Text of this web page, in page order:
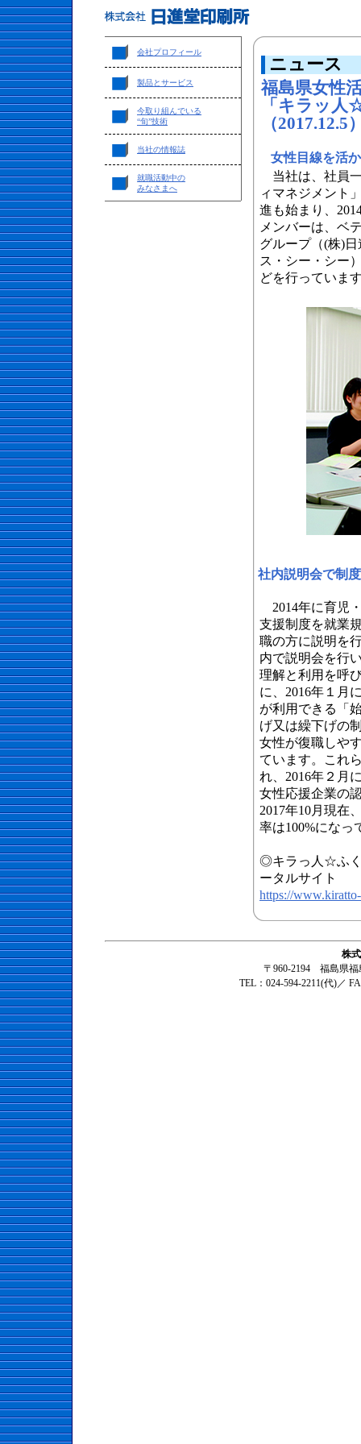
会社プロフィール
製品とサービス
今取り組んでいる
“旬”技術
当社の情報誌
就職活動中の
みなさまへ
ニュース
福島県女性
「キラッ
（2017.12.5
女性目線を活
当社は、社員
ィマネジメント
進も始まり、
メンバーは、ベ
グループ（(株)
ス・シー・シー
どを行っていま
社内説明会で制
2014年に育児
支援制度を就業
職の方に説明を
内で説明会を行
理解と利用を呼
に、2016年１月
が利用できる「
げ又は繰下げの
女性が復職しや
ています。これ
れ、2016年２月
女性応援企業の
2017年10月現在
率は100%になっ
◎キラっ人☆ふく
ータルサイト
https://
株
〒960-2194 福島県福
TEL：024-594-2211(代)／